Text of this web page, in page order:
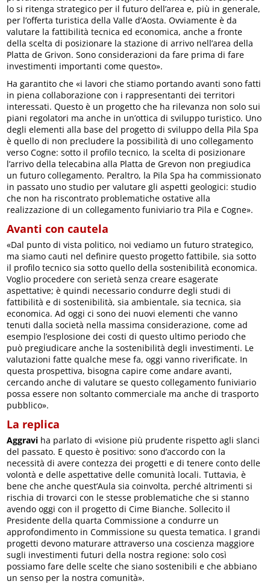
lo si ritenga strategico per il futuro dell’area e, più in generale,
per l’offerta turistica della Valle d’Aosta. Ovviamente è da
valutare la fattibilità tecnica ed economica, anche a fronte
della scelta di posizionare la stazione di arrivo nell’area della
Platta de Grivon. Sono considerazioni da fare prima di fare
investimenti importanti come questo».
Ha garantito che «i lavori che stiamo portando avanti sono fatti
in piena collaborazione con i rappresentanti dei territori
interessati. Questo è un progetto che ha rilevanza non solo sui
piani regolatori ma anche in un’ottica di sviluppo turistico. Uno
degli elementi alla base del progetto di sviluppo della Pila Spa
è quello di non precludere la possibilità di uno collegamento
verso Cogne: sotto il profilo tecnico, la scelta di posizionare
l’arrivo della telecabina alla Platta de Grevon non pregiudica
un futuro collegamento. Peraltro, la Pila Spa ha commissionato
in passato uno studio per valutare gli aspetti geologici: studio
che non ha riscontrato problematiche ostative alla
realizzazione di un collegamento funiviario tra Pila e Cogne».
Avanti con cautela
«Dal punto di vista politico, noi vediamo un futuro strategico,
ma siamo cauti nel definire questo progetto fattibile, sia sotto
il profilo tecnico sia sotto quello della sostenibilità economica.
Voglio procedere con serietà senza creare esagerate
aspettative; è quindi necessario condurre degli studi di
fattibilità e di sostenibilità, sia ambientale, sia tecnica, sia
economica. Ad oggi ci sono dei nuovi elementi che vanno
tenuti dalla società nella massima considerazione, come ad
esempio l’esplosione dei costi di questo ultimo periodo che
può pregiudicare anche la sostenibilità degli investimenti. Le
valutazioni fatte qualche mese fa, oggi vanno riverificate. In
questa prospettiva, bisogna capire come andare avanti,
cercando anche di valutare se questo collegamento funiviario
possa essere non soltanto commerciale ma anche di trasporto
pubblico».
La replica
Aggravi ha parlato di «visione più prudente rispetto agli slanci
del passato. E questo è positivo: sono d’accordo con la
necessità di avere contezza dei progetti e di tenere conto delle
volontà e delle aspettative delle comunità locali. Tuttavia, è
bene che anche quest’Aula sia coinvolta, perché altrimenti si
rischia di trovarci con le stesse problematiche che si stanno
avendo oggi con il progetto di Cime Bianche. Sollecito il
Presidente della quarta Commissione a condurre un
approfondimento in Commissione su questa tematica. I grandi
progetti devono maturare attraverso una coscienza maggiore
sugli investimenti futuri della nostra regione: solo così
possiamo fare delle scelte che siano sostenibili e che abbiano
un senso per la nostra comunità».